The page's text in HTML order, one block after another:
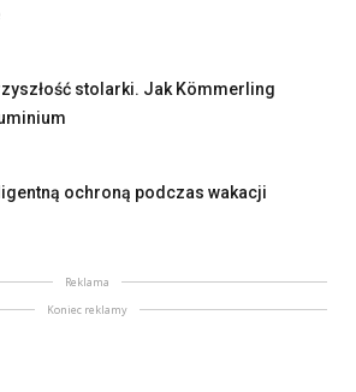
stolarki. Jak Kömmerling
ochroną podczas wakacji
Reklama
Koniec reklamy